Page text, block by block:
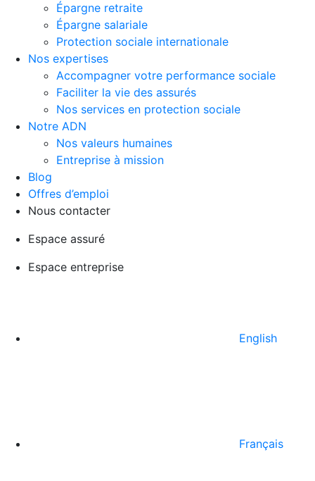
Épargne retraite
Épargne salariale
Protection sociale internationale
Nos expertises
Accompagner votre performance sociale
Faciliter la vie des assurés
Nos services en protection sociale
Notre ADN
Nos valeurs humaines
Entreprise à mission
Blog
Offres d’emploi
Nous contacter
Espace assuré
Espace entreprise
English
Français